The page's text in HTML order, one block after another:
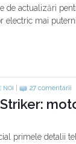
de actualizări
electric mai
NOI 27 comentarii
primele detalii